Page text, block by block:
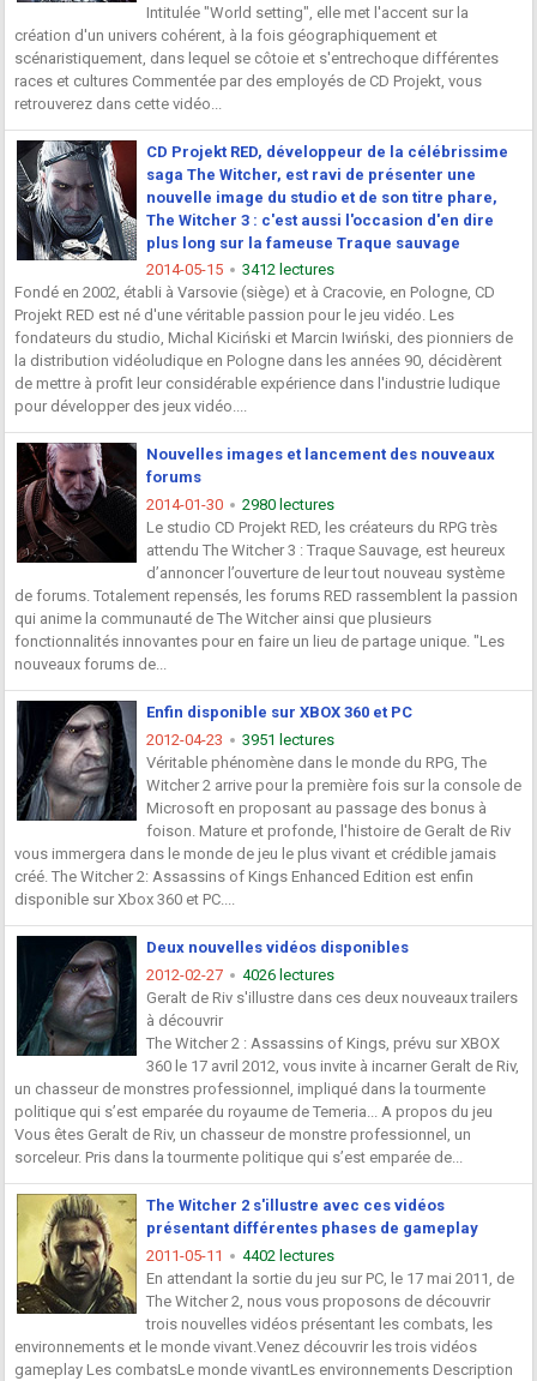
Intitulée "World setting", elle met l'accent sur la
création d'un univers cohérent, à la fois géographiquement et
scénaristiquement, dans lequel se côtoie et s'entrechoque différentes
races et cultures Commentée par des employés de CD Projekt, vous
retrouverez dans cette vidéo...
CD Projekt RED, développeur de la célébrissime
saga The Witcher, est ravi de présenter une
nouvelle image du studio et de son titre phare,
The Witcher 3 : c'est aussi l'occasion d'en dire
plus long sur la fameuse Traque sauvage
2014-05-15
3412 lectures
Fondé en 2002, établi à Varsovie (siège) et à Cracovie, en Pologne, CD
Projekt RED est né d'une véritable passion pour le jeu vidéo. Les
fondateurs du studio, Michal Kiciński et Marcin Iwiński, des pionniers de
la distribution vidéoludique en Pologne dans les années 90, décidèrent
de mettre à profit leur considérable expérience dans l'industrie ludique
pour développer des jeux vidéo....
Nouvelles images et lancement des nouveaux
forums
2014-01-30
2980 lectures
Le studio CD Projekt RED, les créateurs du RPG très
attendu The Witcher 3 : Traque Sauvage, est heureux
d’annoncer l’ouverture de leur tout nouveau système
de forums. Totalement repensés, les forums RED rassemblent la passion
qui anime la communauté de The Witcher ainsi que plusieurs
fonctionnalités innovantes pour en faire un lieu de partage unique. "Les
nouveaux forums de...
Enfin disponible sur XBOX 360 et PC
2012-04-23
3951 lectures
Véritable phénomène dans le monde du RPG, The
Witcher 2 arrive pour la première fois sur la console de
Microsoft en proposant au passage des bonus à
foison. Mature et profonde, l'histoire de Geralt de Riv
vous immergera dans le monde de jeu le plus vivant et crédible jamais
créé. The Witcher 2: Assassins of Kings Enhanced Edition est enfin
disponible sur Xbox 360 et PC....
Deux nouvelles vidéos disponibles
2012-02-27
4026 lectures
Geralt de Riv s'illustre dans ces deux nouveaux trailers
à découvrir
The Witcher 2 : Assassins of Kings, prévu sur XBOX
360 le 17 avril 2012, vous invite à incarner Geralt de Riv,
un chasseur de monstres professionnel, impliqué dans la tourmente
politique qui s’est emparée du royaume de Temeria... A propos du jeu
Vous êtes Geralt de Riv, un chasseur de monstre professionnel, un
sorceleur. Pris dans la tourmente politique qui s’est emparée de...
The Witcher 2 s'illustre avec ces vidéos
présentant différentes phases de gameplay
2011-05-11
4402 lectures
En attendant la sortie du jeu sur PC, le 17 mai 2011, de
The Witcher 2, nous vous proposons de découvrir
trois nouvelles vidéos présentant les combats, les
environnements et le monde vivant.Venez découvrir les trois vidéos
gameplay Les combatsLe monde vivantLes environnements Description